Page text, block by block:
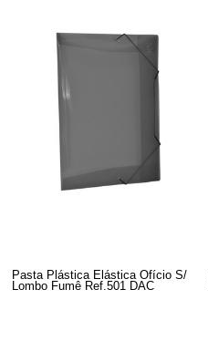
Pasta Plástica Elástica Ofício S/
Lombo Fumê Ref.501 DAC